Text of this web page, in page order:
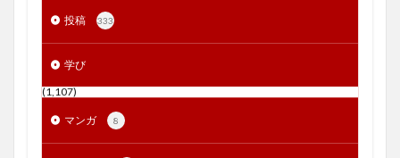
投稿 333
学び
(1,107)
マンガ 8